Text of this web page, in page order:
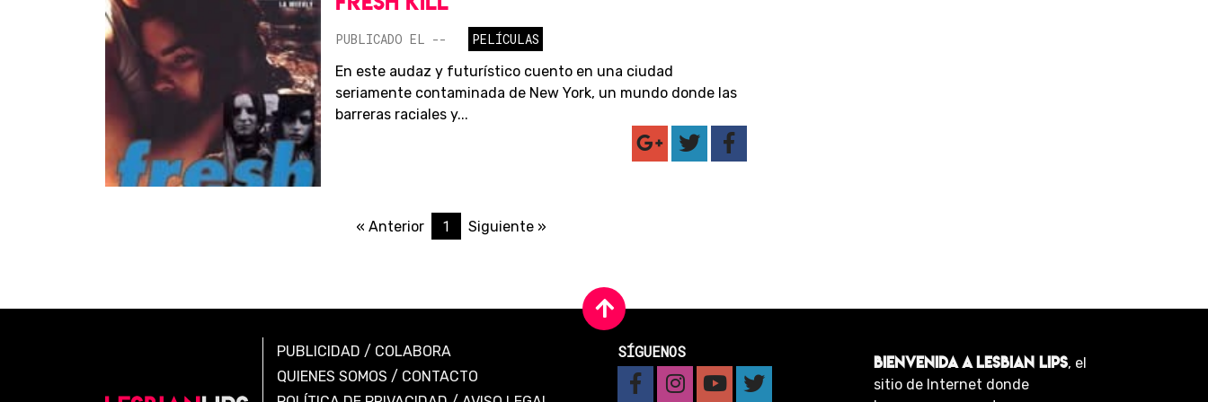
PUBLICADO EL --
PELÍCULAS
En este audaz y futurístico cuento en una ciudad
seriamente contaminada de New York, un mundo donde las
barreras raciales y...
« Anterior 1 Siguiente »
PUBLICIDAD / COLABORA
QUIENES SOMOS / CONTACTO
SÍGUENOS
BIENVENIDA A LESBIAN LIPS, el
sitio de Internet donde